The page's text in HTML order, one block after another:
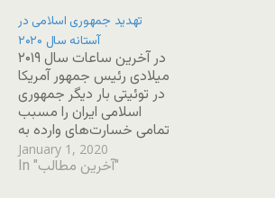
تهدید جمهوری اسلامی در
آستانه سال ۲۰۲۰
در آخرین ساعات سال ۲۰۱۹
میلادی رئیس جمهور آمریکا
در توئیتی بار دیگر جمهوری
اسلامی ایران را مسبب
تمامی خسارت‌های وارده به
سفارت آمریکا در عراق
معرفی کرد و نوشت که
January 1, 2020
In "آخرین مطالب"